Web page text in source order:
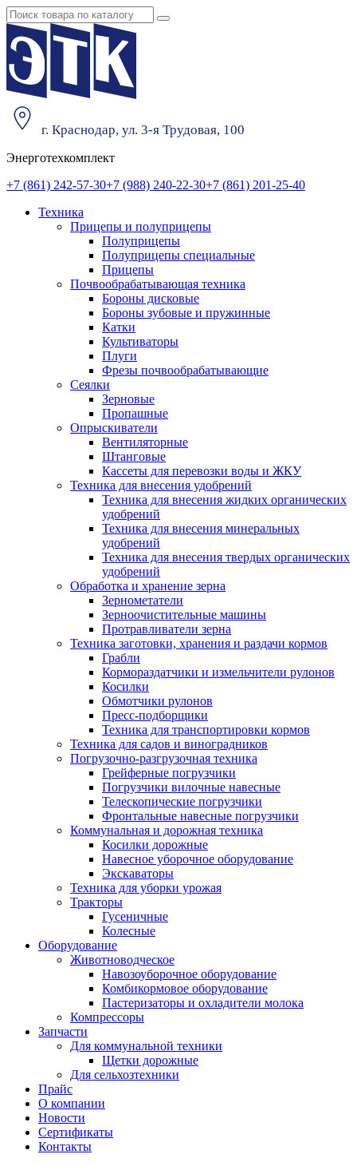
г. Краснодар, ул. 3-я Трудовая, 100
Энерготехкомплект
+7 (861) 242-57-30+7 (988) 240-22-30+7 (861) 201-25-40
Техника
Прицепы и полуприцепы
Полуприцепы
Полуприцепы специальные
Прицепы
Почвообрабатывающая техника
Бороны дисковые
Бороны зубовые и пружинные
Катки
Культиваторы
Плуги
Фрезы почвообрабатывающие
Сеялки
Зерновые
Пропашные
Опрыскиватели
Вентиляторные
Штанговые
Кассеты для перевозки воды и ЖКУ
Техника для внесения удобрений
Техника для внесения жидких органических
удобрений
Техника для внесения минеральных
удобрений
Техника для внесения твердых органических
удобрений
Обработка и хранение зерна
Зернометатели
Зерноочистительные машины
Протравливатели зерна
Техника заготовки, хранения и раздачи кормов
Грабли
Кормораздатчики и измельчители рулонов
Косилки
Обмотчики рулонов
Пресс-подборщики
Техника для транспортировки кормов
Техника для садов и виноградников
Погрузочно-разгрузочная техника
Грейферные погрузчики
Погрузчики вилочные навесные
Телескопические погрузчики
Фронтальные навесные погрузчики
Коммунальная и дорожная техника
Косилки дорожные
Навесное уборочное оборудование
Экскаваторы
Техника для уборки урожая
Тракторы
Гусеничные
Колесные
Оборудование
Животноводческое
Навозоуборочное оборудование
Комбикормовое оборудование
Пастеризаторы и охладители молока
Компрессоры
Запчасти
Для коммунальной техники
Щетки дорожные
Для сельхозтехники
Прайс
О компании
Новости
Сертификаты
Контакты